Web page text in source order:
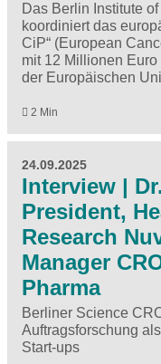
Das Berlin Institute
koordiniert das
CiP“ (European
mit 12 Millionen
der Europäischen
2 Min
24.09.2025
Interview |
President,
Research
Manager
Pharma
Berliner Science
Auftragsforschung
Start-ups